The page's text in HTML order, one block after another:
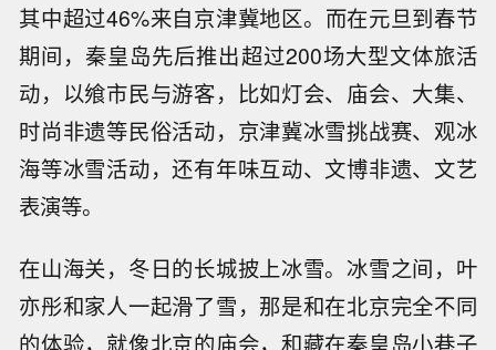
其中超过46%来自京津冀地区。而在元旦到春节
期间，秦皇岛先后推出超过200场大型文体旅活
动，以飨市民与游客，比如灯会、庙会、大集、
时尚非遗等民俗活动，京津冀冰雪挑战赛、观冰
海等冰雪活动，还有年味互动、文博非遗、文艺
表演等。
在山海关，冬日的长城披上冰雪。冰雪之间，叶
亦彤和家人一起滑了雪，那是和在北京完全不同